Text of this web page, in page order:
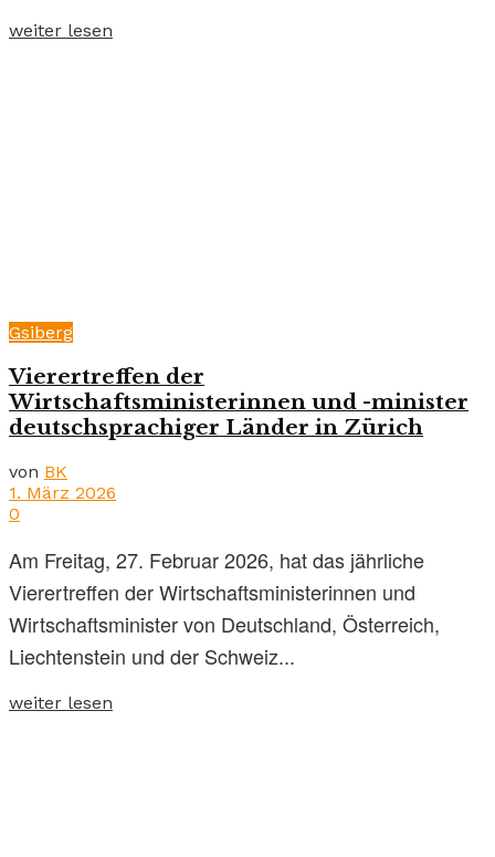
weiter lesen
Gsiberg
Vierertreffen der
Wirtschaftsministerinnen und -minister
deutschsprachiger Länder in Zürich
von BK
1. März 2026
0
Am Freitag, 27. Februar 2026, hat das jährliche
Vierertreffen der Wirtschaftsministerinnen und
Wirtschaftsminister von Deutschland, Österreich,
Liechtenstein und der Schweiz...
weiter lesen